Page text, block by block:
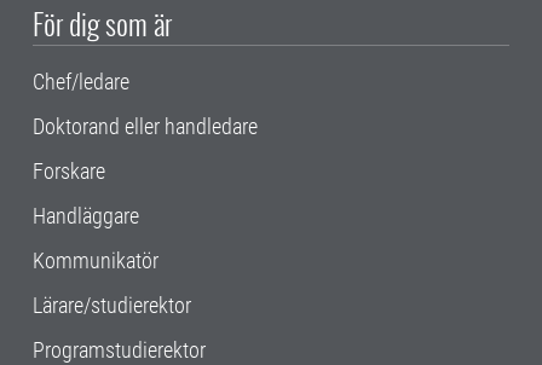
För dig som är
Chef/ledare
Doktorand eller handledare
Forskare
Handläggare
Kommunikatör
Lärare/studierektor
Programstudierektor